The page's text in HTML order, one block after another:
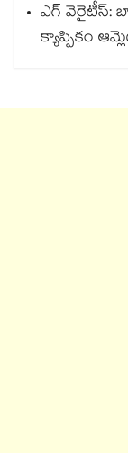
ఎగ్ వెరైటీస్:
క్యాప్పికం